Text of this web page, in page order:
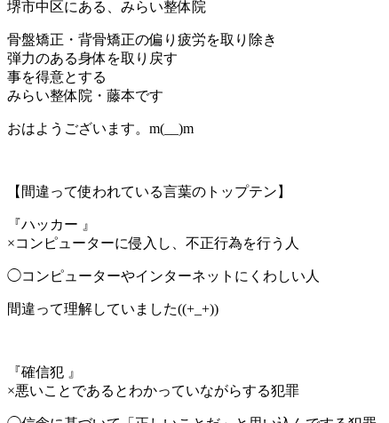
堺市中区にある、みらい整体院
骨盤矯正・背骨矯正の偏り疲労を取り除き
弾力のある身体を取り戻す
事を得意とする
みらい整体院・藤本です
おはようございます。m(__)m
【間違って使われている言葉のトップテン】
『ハッカー 』
×コンピューターに侵入し、不正行為を行う人
◯コンピューターやインターネットにくわしい人
間違って理解していました((+_+))
『確信犯 』
×悪いことであるとわかっていながらする犯罪